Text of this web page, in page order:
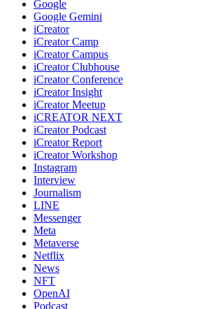
Google
Google Gemini
iCreator
iCreator Camp
iCreator Campus
iCreator Clubhouse
iCreator Conference
iCreator Insight
iCreator Meetup
iCREATOR NEXT
iCreator Podcast
iCreator Report
iCreator Workshop
Instagram
Interview
Journalism
LINE
Messenger
Meta
Metaverse
Netflix
News
NFT
OpenAI
Podcast